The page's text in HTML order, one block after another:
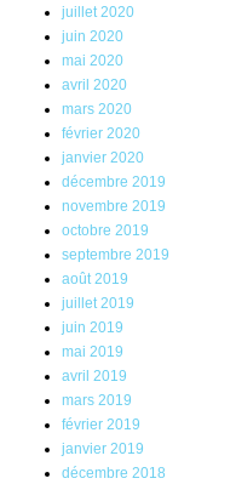
juillet 2020
juin 2020
mai 2020
avril 2020
mars 2020
février 2020
janvier 2020
décembre 2019
novembre 2019
octobre 2019
septembre 2019
août 2019
juillet 2019
juin 2019
mai 2019
avril 2019
mars 2019
février 2019
janvier 2019
décembre 2018